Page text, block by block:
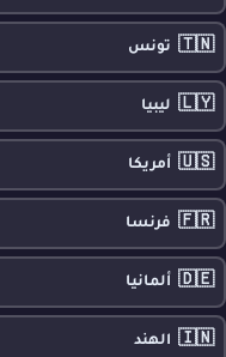
🇹🇳 تونس
🇱🇾 ليبيا
🇺🇸 أمريكا
🇫🇷 فرنسا
🇩🇪 ألمانيا
🇮🇳 الهند